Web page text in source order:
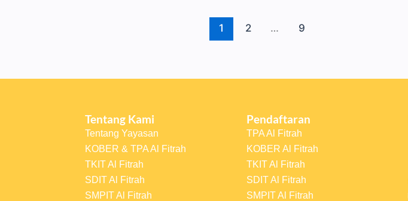
1 2 … 9
Tentang Kami
Tentang Yayasan
KOBER & TPA Al Fitrah
TKIT Al Fitrah
SDIT Al Fitrah
SMPIT Al Fitrah
Pendaftaran
TPA Al Fitrah
KOBER Al Fitrah
TKIT Al Fitrah
SDIT Al Fitrah
SMPIT Al Fitrah